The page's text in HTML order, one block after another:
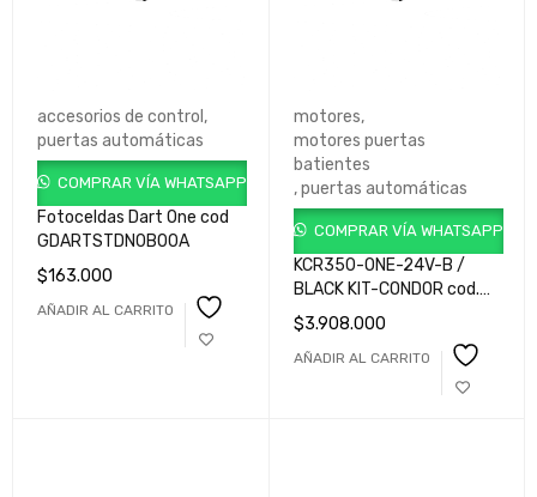
accesorios de control ,
puertas automáticas
COMPRAR VÍA WHATSAPP
Fotoceldas Dart One cod
GDARTSTDN0B00A
$163.000
AÑADIR AL CARRITO
motores,
motores puertas
batientes
,puertas automáticas
COMPRAR VÍA WHATSAPP
KCR350-ONE-24V-B /
BLACK KIT-CONDOR cod.
GK1C350MLB001
$3.908.000
AÑADIR AL CARRITO